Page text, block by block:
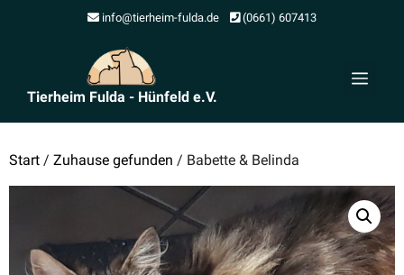
info@tierheim-fulda.de (0661) 607413
Tierheim Fulda - Hünfeld e.V.
Start / Zuhause gefunden / Babette & Belinda